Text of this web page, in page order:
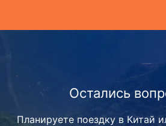
Остались
Планируете поездку в Китай